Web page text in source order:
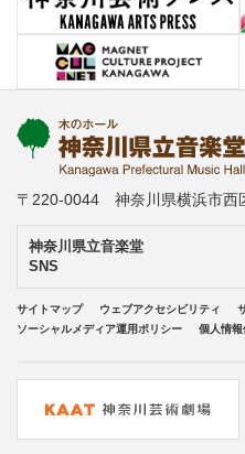
〒220-0044 神奈川県横浜市西
神奈川県立音楽堂
SNS
サイトマップ ウェブアクセシビリティ
ソーシャルメディア運用ポリシー
個人情